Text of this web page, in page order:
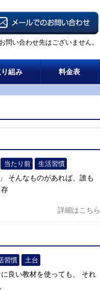
問い合わせ先はございません。
組み 料金表
当たり前 生活習慣
そんなものがあれば、誰も
詳細はこちら
習慣 土台
良い教材を使っても、 それ